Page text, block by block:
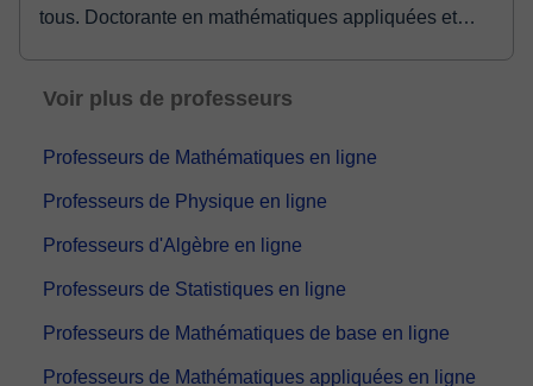
tous. Doctorante en mathématiques appliquées et
Voir plus de professeurs
Professeurs de Mathématiques en ligne
Professeurs de Physique en ligne
Professeurs d'Algèbre en ligne
Professeurs de Statistiques en ligne
Professeurs de Mathématiques de base en ligne
Professeurs de Mathématiques appliquées en ligne